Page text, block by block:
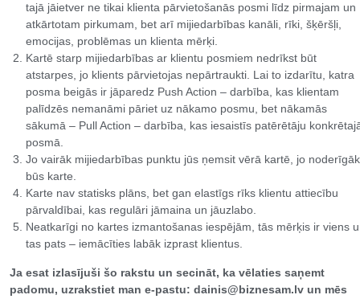
tajā jāietver ne tikai klienta pārvietošanās posmi līdz pirmajam un
atkārtotam pirkumam, bet arī mijiedarbības kanāli, rīki, šķēršļi,
emocijas, problēmas un klienta mērķi.
Kartē starp mijiedarbības ar klientu posmiem nedrīkst būt
atstarpes, jo klients pārvietojas nepārtraukti. Lai to izdarītu, katra
posma beigās ir jāparedz Push Action – darbība, kas klientam
palīdzēs nemanāmi pāriet uz nākamo posmu, bet nākamās
sākumā – Pull Action – darbība, kas iesaistīs patērētāju
posmā.
Jo vairāk mijiedarbības punktu jūs ņemsit vērā kartē, jo
būs karte.
Karte nav statisks plāns, bet gan elastīgs rīks klientu attiecību
pārvaldībai, kas regulāri jāmaina un jāuzlabo.
Neatkarīgi no kartes izmantošanas iespējām, tās mērķis ir viens
tas pats – iemācīties labāk izprast klientus.
Ja esat izlasījuši šo rakstu un secināt, ka vēlaties saņemt
padomu, uzrakstiet man e-pastu: dainis@biznesam.lv un mēs